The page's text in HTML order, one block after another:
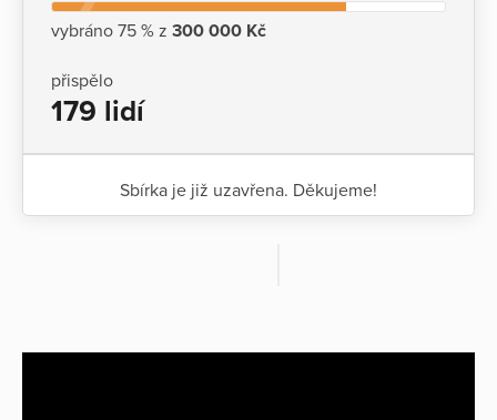
vybráno 75 % z 300 000 Kč
přispělo
179 lidí
Sbírka je již uzavřena. Děkujeme!